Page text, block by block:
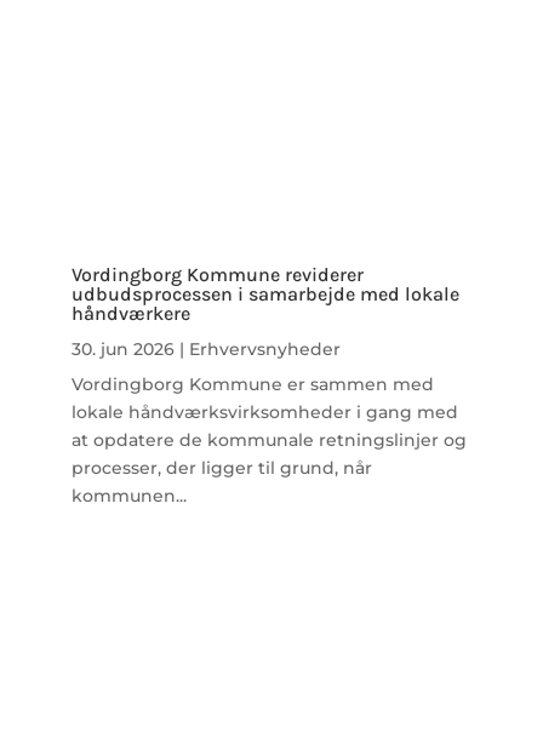
Vordingborg Kommune reviderer
udbudsprocessen i samarbejde med lokale
håndværkere
30. jun 2026 | Erhvervsnyheder
Vordingborg Kommune er sammen med
lokale håndværksvirksomheder i gang med
at opdatere de kommunale retningslinjer og
processer, der ligger til grund, når
kommunen...